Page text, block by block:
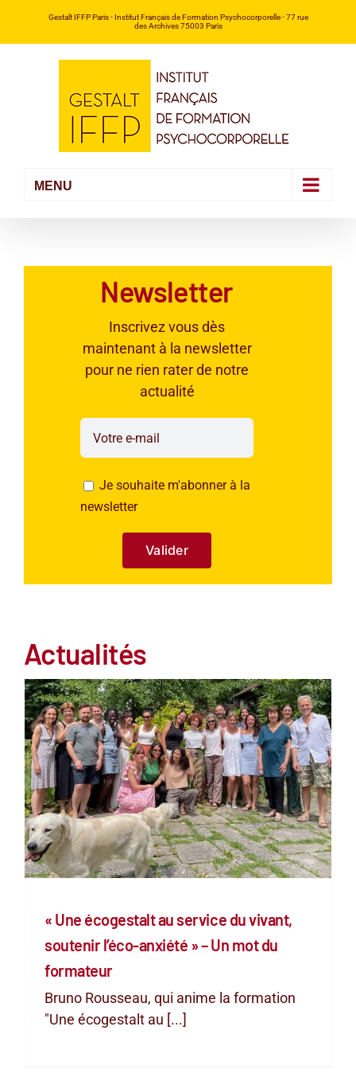
Gestalt IFFP Paris- Institut Français de Formation Psychocorporelle -77 rue
des Archives 75003 Paris
Newsletter
Inscrivez vous dès
maintenant à la newsletter
pour ne rien rater de notre
actualité
Je souhaite m'abonner à la
newsletter
Actualités
« Une écogestalt au service du vivant,
soutenir l’éco-anxiété » – Un mot du
formateur
Bruno Rousseau, qui anime la formation
"Une écogestalt au [...]